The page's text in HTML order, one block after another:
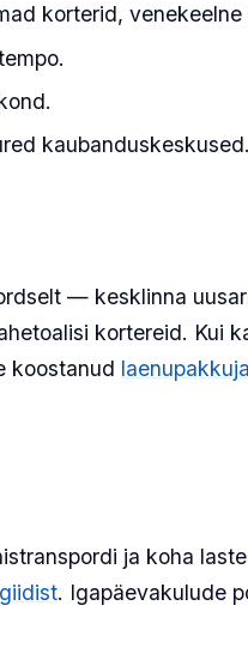
korterid,
kaubanduskeskused.
— kesklinna
kortereid. Kui
koostanud
ja koha
. Igapäevakulude